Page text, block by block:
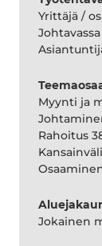
Yrittäjä /
Myynti ja
Rahoitus
Jokainen